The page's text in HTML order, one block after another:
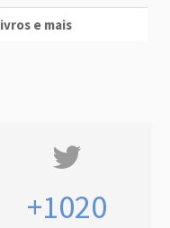
e mais
+1020